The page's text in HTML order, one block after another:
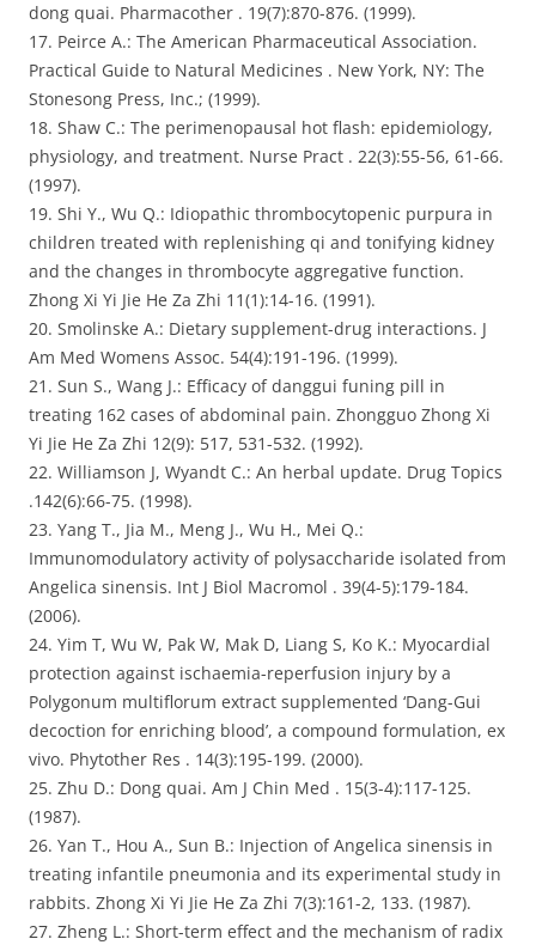
dong quai. Pharmacother . 19(7):870-876. (1999).
17. Peirce A.: The American Pharmaceutical Association.
Practical Guide to Natural Medicines . New York, NY: The
Stonesong Press, Inc.; (1999).
18. Shaw C.: The perimenopausal hot flash: epidemiology,
physiology, and treatment. Nurse Pract . 22(3):55-56, 61-66.
(1997).
19. Shi Y., Wu Q.: Idiopathic thrombocytopenic purpura in
children treated with replenishing qi and tonifying kidney
and the changes in thrombocyte aggregative function.
Zhong Xi Yi Jie He Za Zhi 11(1):14-16. (1991).
20. Smolinske A.: Dietary supplement-drug interactions. J
Am Med Womens Assoc. 54(4):191-196. (1999).
21. Sun S., Wang J.: Efficacy of danggui funing pill in
treating 162 cases of abdominal pain. Zhongguo Zhong Xi
Yi Jie He Za Zhi 12(9): 517, 531-532. (1992).
22. Williamson J, Wyandt C.: An herbal update. Drug Topics
.142(6):66-75. (1998).
23. Yang T., Jia M., Meng J., Wu H., Mei Q.:
Immunomodulatory activity of polysaccharide isolated from
Angelica sinensis. Int J Biol Macromol . 39(4-5):179-184.
(2006).
24. Yim T, Wu W, Pak W, Mak D, Liang S, Ko K.: Myocardial
protection against ischaemia-reperfusion injury by a
Polygonum multiflorum extract supplemented ‘Dang-Gui
decoction for enriching blood’, a compound formulation, ex
vivo. Phytother Res . 14(3):195-199. (2000).
25. Zhu D.: Dong quai. Am J Chin Med . 15(3-4):117-125.
(1987).
26. Yan T., Hou A., Sun B.: Injection of Angelica sinensis in
treating infantile pneumonia and its experimental study in
rabbits. Zhong Xi Yi Jie He Za Zhi 7(3):161-2, 133. (1987).
27. Zheng L.: Short-term effect and the mechanism of radix